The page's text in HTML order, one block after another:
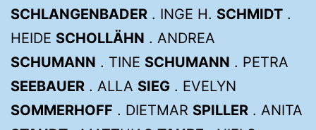
SCHLANGENBADER . INGE H. SCHMIDT .
HEIDE SCHOLLÄHN . ANDREA
SCHUMANN . TINE SCHUMANN . PETRA
SEEBAUER . ALLA SIEG . EVELYN
SOMMERHOFF . DIETMAR SPILLER . ANITA